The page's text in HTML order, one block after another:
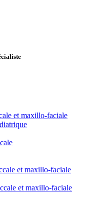
et maxillo-faciale
et maxillo-faciale
et maxillo-faciale